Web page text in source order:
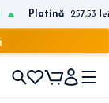
Platină 257,53 lei